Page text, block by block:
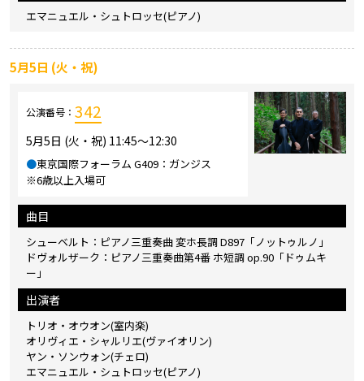
エマニュエル・シュトロッセ(ピアノ)
5月5日 (火・祝)
公演番号： 342
5月5日 (火・祝) 11:45～12:30
●東京国際フォーラム G409：ガンジス
※6歳以上入場可
曲目
シューベルト：ピアノ三重奏曲 変ホ長調 D897「ノットゥルノ」
ドヴォルザーク：ピアノ三重奏曲第4番 ホ短調 op.90「ドゥムキ
ー」
出演者
トリオ・オウオン(室内楽)
オリヴィエ・シャルリエ(ヴァイオリン)
ヤン・ソンウォン(チェロ)
エマニュエル・シュトロッセ(ピアノ)